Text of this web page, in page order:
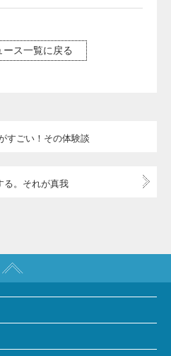
ース一覧に戻る
すごい！その体験談
る。それが真我